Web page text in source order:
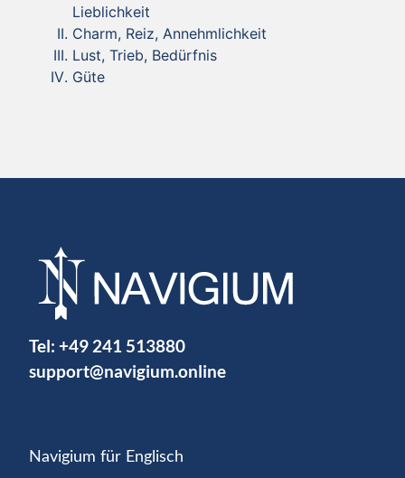
Lieblichkeit
Charm, Reiz, Annehmlichkeit
Lust, Trieb, Bedürfnis
Güte
Tel: +49 241 513880
support@navigium.online
Navigium für Englisch